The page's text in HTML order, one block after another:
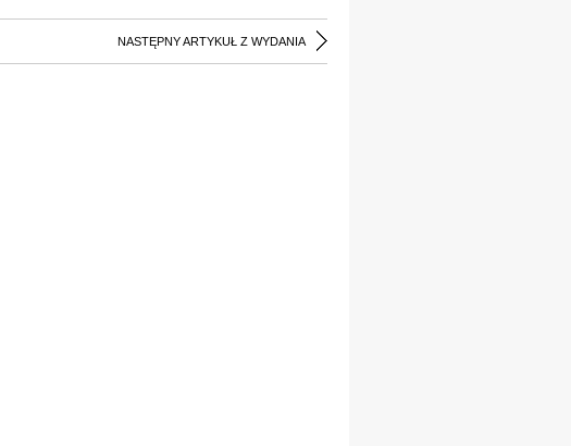
NASTĘPNY ARTYKUŁ Z WYDANIA